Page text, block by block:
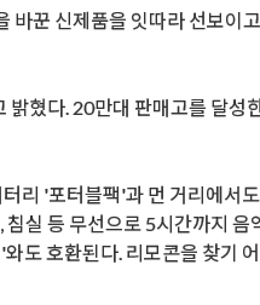
꾼 신제품을 잇따라 선보이
혔다. 20만대 판매고를 달성
리 '포터블팩'과 먼 거리에서
실 등 무선으로 5시간까지 음
도 호환된다. 리모콘을 찾기